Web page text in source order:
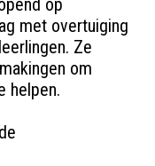
op
met overtuiging
Ze
om
helpen.